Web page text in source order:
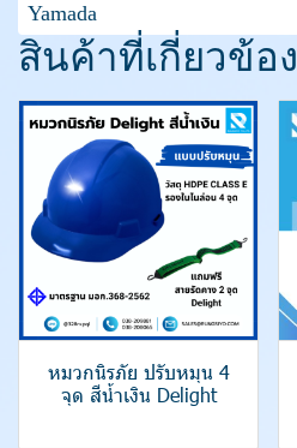
Yamada
สินค้าที่เกี่ยวข้อง
หมวกนิรภัย ปรับหมุน 4
จุด สีน้ำเงิน Delight